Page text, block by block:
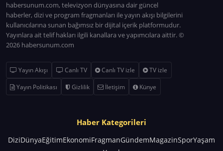
habersunum.com, televizyon dünyasına dair güncel
haberler, dizi ve program fragmanları ile yayın akışı bilgilerini
kullanıcılarına sunan bağımsız bir dijital içerik platformudur.
Yayınlara ait telif hakları ilgili kanallara ve yapımcılara aittir. ©
2026 habersunum.com
Yayın Akışı Canlı TV Canlı TV izle
TV izle
Yayın Politikası
Gizlilik İletişim Künye
Haber Kategorileri
DiziDünyaEğitimEkonomiFragmanGündemMagazinSporYaşam